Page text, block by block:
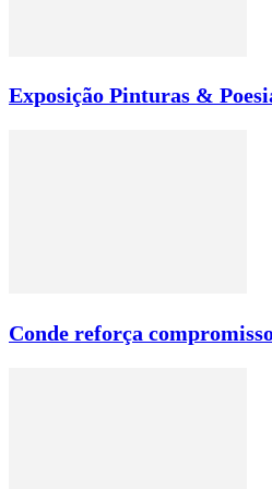
Exposição Pinturas &
Conde reforça